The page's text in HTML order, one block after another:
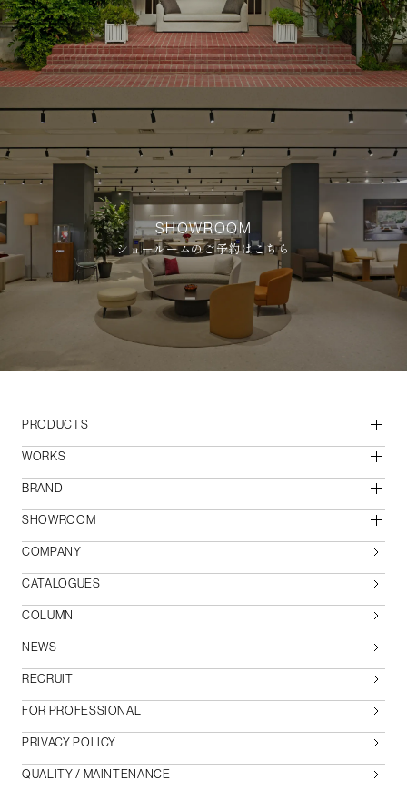
SHOWROOM
ショールームのご予約はこちら
PRODUCTS
WORKS
BRAND
SHOWROOM
COMPANY
CATALOGUES
COLUMN
NEWS
RECRUIT
FOR PROFESSIONAL
PRIVACY POLICY
QUALITY / MAINTENANCE